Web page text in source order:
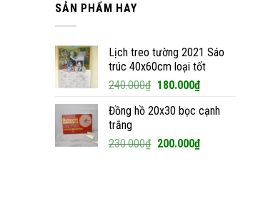
SẢN PHẨM HAY
Lịch treo tường 2021 Sáo
trúc 40x60cm loại tốt
240.000₫ Giá
là:
180.000₫Giá
tại
180.000₫.
Đồng hồ 20x30 bọc cạnh
trắng
230.000₫ Giá
200.000₫Giá